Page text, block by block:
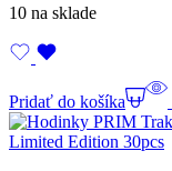
10 na sklade
Pridať do košíka